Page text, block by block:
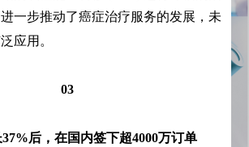
一步推动了癌症治疗服务的发展，未
应用。
03
后，在国内签下超4000万订单